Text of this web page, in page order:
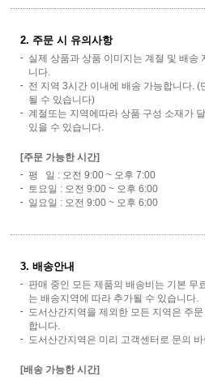
2. 주문 시 유의사항
실제 상품과 상품 이미지는 계절 및 배송
니다.
전 지역 3시간 이내에 배송 가능합니다. (
될 수 있습니다)
계절또는 지역에따라 상품 구성 소재가
있을 수 있습니다.
[주문 가능한 시간]
평 일 : 오전 9:00 ~ 오후 7:00
토요일 : 오전 9:00 ~ 오후 6:00
일요일 : 오전 9:00 ~ 오후 6:00
3. 배송안내
판매 중인 모든 제품의 배송비는 기본 무
는 배송지역에 따라 추가될 수 있습니다.
도서산간지역을 제외한 모든 지역은 주
합니다.
도서산간지역은 미리 고객센터로 문의
[배송 가능한 시간]